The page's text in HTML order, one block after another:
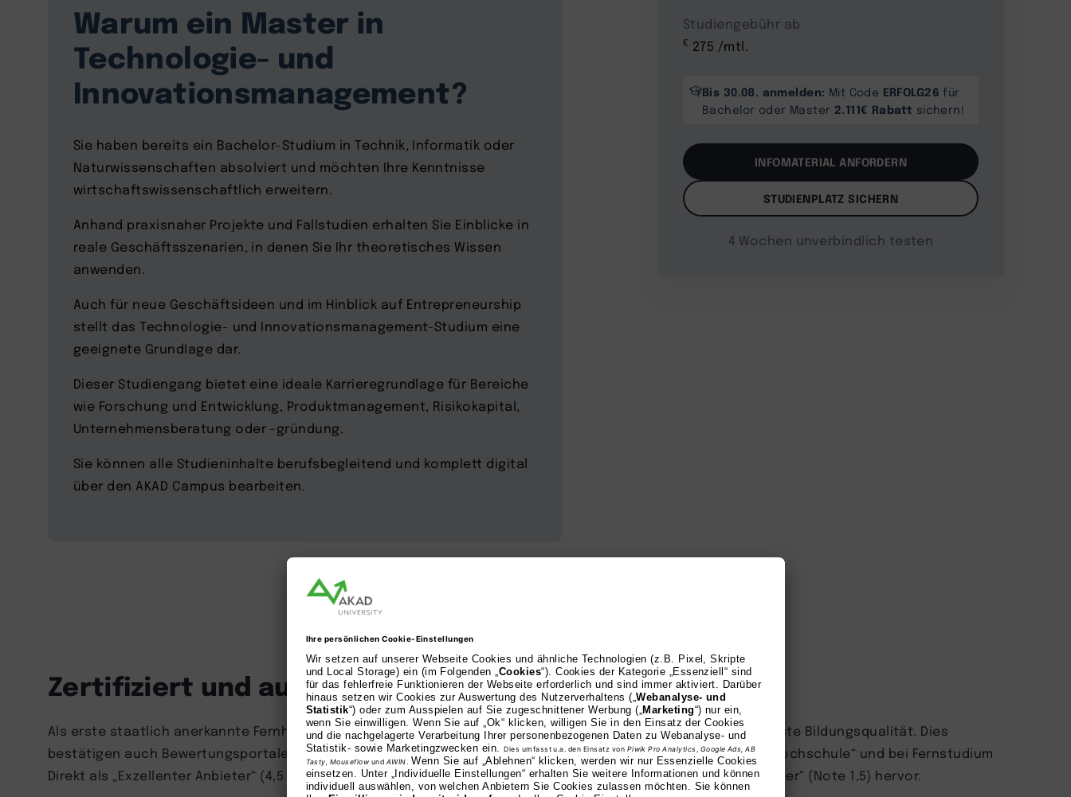
Studiengebühr ab
€ 275 /mtl.
Bis 30.08. anmelden: Mit Code ERFOLG26 für
Bachelor oder Master 2.111€ Rabatt sichern!
INFOMATERIAL ANFORDERN
STUDIENPLATZ SICHERN
4 Wochen unverbindlich testen
Warum ein Master in
Technologie- und
Innovationsmanagement?
Sie haben bereits ein Bachelor-Studium in Technik, Informatik oder
Naturwissenschaften absolviert und möchten Ihre Kenntnisse
wirtschaftswissenschaftlich erweitern.
Anhand praxisnaher Projekte und Fallstudien erhalten Sie Einblicke in
reale Geschäftsszenarien, in denen Sie Ihr theoretisches Wissen
anwenden.
Auch für neue Geschäftsideen und im Hinblick auf Entrepreneurship
stellt das Technologie- und Innovationsmanagement-Studium eine
geeignete Grundlage dar.
Dieser Studiengang bietet eine ideale Karrieregrundlage für Bereiche
wie Forschung und Entwicklung, Produktmanagement, Risikokapital,
Unternehmensberatung oder -gründung.
Sie können alle Studieninhalte berufsbegleitend und komplett digital
über den AKAD Campus bearbeiten.
Zertifiziert und ausgezeichnet
Als erste staatlich anerkannte Fernhochschule mit offizieller ZFU-Zulassung steht die AKAD University für höchste Bildungsqualität. Dies
bestätigen auch Bewertungsportale und Studierende: 2026 wurden wir auf FernstudiumCheck.de als „TOP Fernhochschule“ und bei Fernstudium
Direkt als „Exzellenter Anbieter“ (4,5 Sterne) ausgezeichnet. Zudem gingen wir bei trusted als „Fernunis Testsieger“ (Note 1,5) hervor.